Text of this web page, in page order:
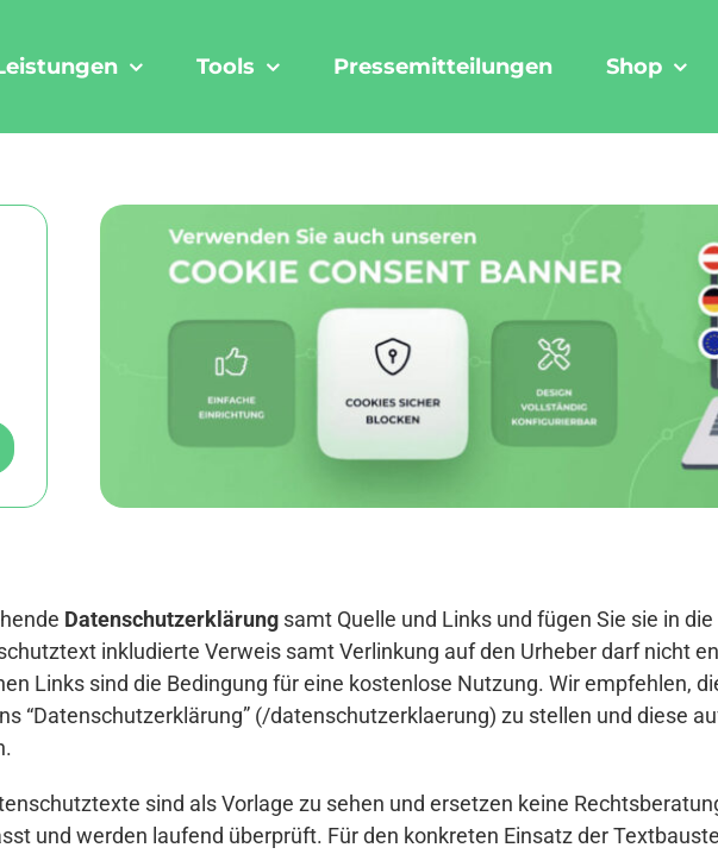
Tools Pressemitteilungen Shop
Datenschutzerklärung samt Quelle und Links und fügen Sie sie in
inkludierte Verweis samt Verlinkung auf den Urheber darf nicht
Links sind die Bedingung für eine kostenlose Nutzung. Wir empfehlen,
“Datenschutzerklärung” (/datenschutzerklaerung) zu stellen und diese
sind als Vorlage zu sehen und ersetzen keine
und werden laufend überprüft. Für den konkreten Einsatz der